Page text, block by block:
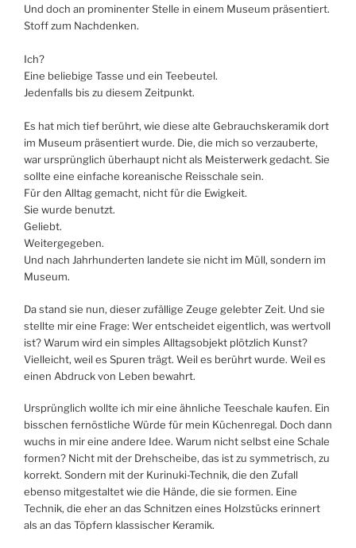
Und doch an prominenter Stelle in einem Museum präsentiert.
Stoff zum Nachdenken.
Ich?
Eine beliebige Tasse und ein Teebeutel.
Jedenfalls bis zu diesem Zeitpunkt.
Es hat mich tief berührt, wie diese alte Gebrauchskeramik dort
im Museum präsentiert wurde. Die, die mich so verzauberte,
war ursprünglich überhaupt nicht als Meisterwerk gedacht. Sie
sollte eine einfache koreanische Reisschale sein.
Für den Alltag gemacht, nicht für die Ewigkeit.
Sie wurde benutzt.
Geliebt.
Weitergegeben.
Und nach Jahrhunderten landete sie nicht im Müll, sondern im
Museum.
Da stand sie nun, dieser zufällige Zeuge gelebter Zeit. Und sie
stellte mir eine Frage: Wer entscheidet eigentlich, was wertvoll
ist? Warum wird ein simples Alltagsobjekt plötzlich Kunst?
Vielleicht, weil es Spuren trägt. Weil es berührt wurde. Weil es
einen Abdruck von Leben bewahrt.
Ursprünglich wollte ich mir eine ähnliche Teeschale kaufen. Ein
bisschen fernöstliche Würde für mein Küchenregal. Doch dann
wuchs in mir eine andere Idee. Warum nicht selbst eine Schale
formen? Nicht mit der Drehscheibe, das ist zu symmetrisch, zu
korrekt. Sondern mit der Kurinuki-Technik, die den Zufall
ebenso mitgestaltet wie die Hände, die sie formen. Eine
Technik, die eher an das Schnitzen eines Holzstücks erinnert
als an das Töpfern klassischer Keramik.